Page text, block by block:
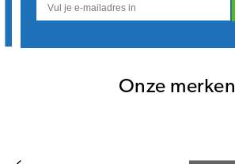
Onze merken